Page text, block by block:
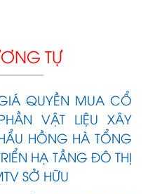
TỰ
QUYỀN MUA CỔ
VẬT LIỆU XÂY
HỒNG HÀ TỔNG
HẠ TẦNG ĐÔ THỊ
SỞ HỮU